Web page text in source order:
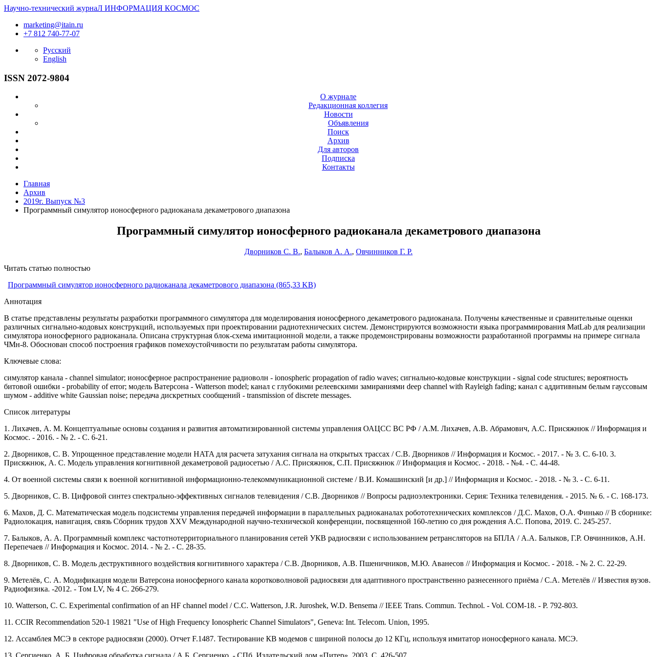
Научно-технический журнаЛ ИНФОРМАЦИЯ КОСМОС
marketing@itain.ru
+7 812 740-77-07
Русский
English
ISSN 2072-9804
О журнале
Редакционная коллегия
Новости
Объявления
Поиск
Архив
Для авторов
Подписка
Контакты
Главная
Архив
2019г. Выпуск №3
Программный симулятор ионосферного радиоканала декаметрового диапазона
Программный симулятор ионосферного радиоканала декаметрового диапазона
Дворников С. В., Балыков А. А., Овчинников Г. Р.
Читать статью полностью
Программный симулятор ионосферного радиоканала декаметрового диапазона (865,33 KB)
Аннотация
В статье представлены результаты разработки программного симулятора для моделирования ионосферного декаметрового радиоканала. Получены качественные и сравнительные оценки
различных сигнально-кодовых конструкций, используемых при проектировании радиотехнических систем. Демонстрируются возможности языка программирования MatLab для реализации
симулятора ионосферного радиоканала. Описана структурная блок-схема имитационной модели, а также продемонстрированы возможности разработанной программы на примере сигнала
ЧМн-8. Обоснован способ построения графиков помехоустойчивости по результатам работы симулятора.
Ключевые слова:
симулятор канала - channel simulator; ионосферное распространение радиоволн - ionospheric propagation of radio waves; сигнально-кодовые конструкции - signal code structures; вероятность
битовой ошибки - probability of error; модель Ватерсона - Watterson model; канал с глубокими релеевскими замираниями deep channel with Rayleigh fading; канал с аддитивным белым гауссовым
шумом - additive white Gaussian noise; передача дискретных сообщений - transmission of discrete messages.
Список литературы
1. Лихачев, А. М. Концептуальные основы создания и развития автоматизированной системы управления ОАЦСС ВС РФ / А.М. Лихачев, А.В. Абрамович, А.С. Присяжнюк // Информация и
Космос. - 2016. - № 2. - С. 6-21.
2. Дворников, С. В. Упрощенное представление модели HATA для расчета затухания сигнала на открытых трассах / С.В. Дворников // Информация и Космос. - 2017. - № 3. С. 6-10. 3.
Присяжнюк, А. С. Модель управления когнитивной декаметровой радиосетью / А.С. Присяжнюк, С.П. Присяжнюк // Информация и Космос. - 2018. - №4. - С. 44-48.
4. От военной системы связи к военной когнитивной информационно-телекоммуникационной системе / В.И. Комашинский [и др.] // Информация и Космос. - 2018. - № 3. - С. 6-11.
5. Дворников, С. В. Цифровой синтез спектрально-эффективных сигналов телевидения / С.В. Дворников // Вопросы радиоэлектроники. Серия: Техника телевидения. - 2015. № 6. - С. 168-173.
6. Махов, Д. С. Математическая модель подсистемы управления передачей информации в параллельных радиоканалах робототехнических комплексов / Д.С. Махов, О.А. Финько // В сборнике:
Радиолокация, навигация, связь Сборник трудов XXV Международной научно-технической конференции, посвященной 160-летию со дня рождения А.С. Попова, 2019. С. 245-257.
7. Балыков, А. А. Программный комплекс частотнотерриториального планирования сетей УКВ радиосвязи с использованием ретрансляторов на БПЛА / А.А. Балыков, Г.Р. Овчинников, А.Н.
Перепечаев // Информация и Космос. 2014. - № 2. - С. 28-35.
8. Дворников, С. В. Модель деструктивного воздействия когнитивного характера / С.В. Дворников, А.В. Пшеничников, М.Ю. Аванесов // Информация и Космос. - 2018. - № 2. С. 22-29.
9. Метелёв, С. А. Модификация модели Ватерсона ионосферного канала коротковолновой радиосвязи для адаптивного пространственно разнесенного приёма / С.А. Метелёв // Известия вузов.
Радиофизика. -2012. - Том LV, № 4 С. 266-279.
10. Watterson, C. C. Experimental confirmation of an HF channel model / C.C. Watterson, J.R. Juroshek, W.D. Bensema // IEEE Trans. Commun. Technol. - Vol. COM-18. - P. 792-803.
11. CCIR Recommendation 520-1 19821 "Use of High Frequency Ionospheric Channel Simulators", Geneva: Int. Telecom. Union, 1995.
12. Ассамблея МСЭ в секторе радиосвязи (2000). Отчет F.1487. Тестирование КВ модемов с шириной полосы до 12 КГц, используя имитатор ионосферного канала. МСЭ.